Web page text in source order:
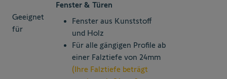
Fenster & Türen
Geeignet
für
Fenster aus Kunststoff
und Holz
Für alle gängigen Profile ab
einer Falztiefe von 24mm
(Ihre Falztiefe beträgt